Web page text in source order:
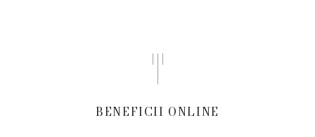
BENEFICII ONLINE